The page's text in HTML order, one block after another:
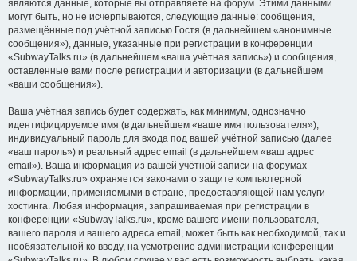
являются данные, которые вы отправляете на форум. Этими данными
могут быть, но не исчерпываются, следующие данные: сообщения,
размещённые под учётной записью Гостя (в дальнейшем «анонимные
сообщения»), данные, указанные при регистрации в конференции
«SubwayTalks.ru» (в дальнейшем «ваша учётная запись») и сообщения,
оставленные вами после регистрации и авторизации (в дальнейшем
«ваши сообщения»).
Ваша учётная запись будет содержать, как минимум, однозначно
идентифицируемое имя (в дальнейшем «ваше имя пользователя»),
индивидуальный пароль для входа под вашей учётной записью (далее
«ваш пароль») и реальный адрес email (в дальнейшем «ваш адрес
email»). Ваша информация из вашей учётной записи на форумах
«SubwayTalks.ru» охраняется законами о защите компьютерной
информации, применяемыми в стране, предоставляющей нам услуги
хостинга. Любая информация, запрашиваемая при регистрации в
конференции «SubwayTalks.ru», кроме вашего имени пользователя,
вашего пароля и вашего адреса email, может быть как необходимой, так и
необязательной ко вводу, на усмотрение администрации конференции